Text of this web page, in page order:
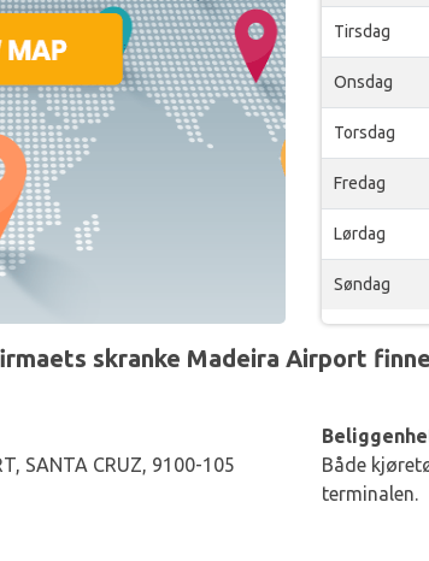
Tirsdag
Onsdag
Torsdag
Fredag
Lørdag
Søndag
skranke Madeira Airport
SANTA CRUZ, 9100-105
Både
terminalen.